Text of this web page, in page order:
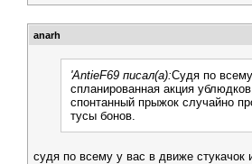
anarh
'AntieF69 писал(а):Судя по
спланированная акция
спонтанный прыжок случайно
тусы бонов.
судя по всему у вас в движе стукачок